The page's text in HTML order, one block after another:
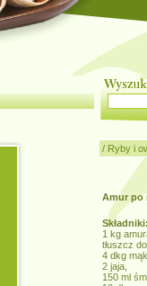
/ Ryby i
Amur po
1 kg
tłuszcz
4 dkg
2 jaja,
150 ml